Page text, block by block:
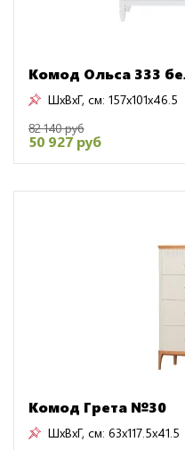
Комод Ольса 333
ШxВxГ, см: 157x101x46.5
82 140 руб
50 927 руб
Комод Грета №30
ШxВxГ, см: 63x117.5x41.5